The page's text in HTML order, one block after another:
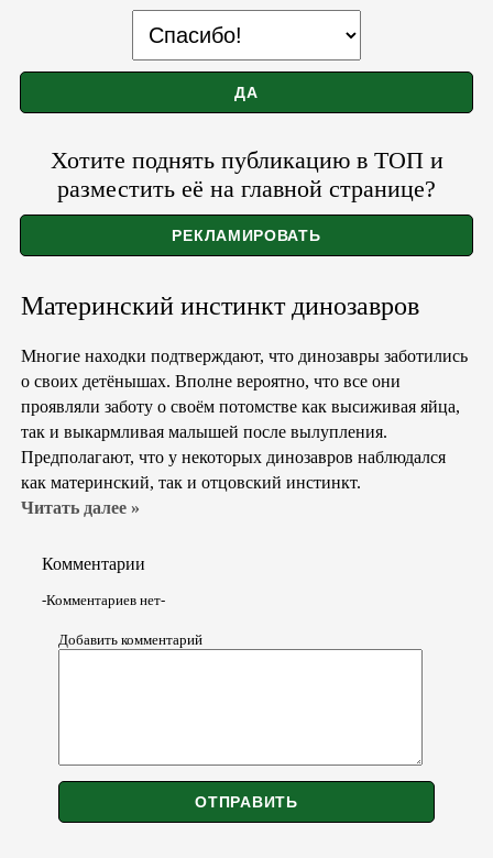
Хотите поднять публикацию в ТОП и
разместить её на главной странице?
Материнский инстинкт динозавров
Многие находки подтверждают, что динозавры заботились
о своих детёнышах. Вполне вероятно, что все они
проявляли заботу о своём потомстве как высиживая яйца,
так и выкармливая малышей после вылупления.
Предполагают, что у некоторых динозавров наблюдался
как материнский, так и отцовский инстинкт.
Читать далее »
Комментарии
-Комментариев нет-
Добавить комментарий